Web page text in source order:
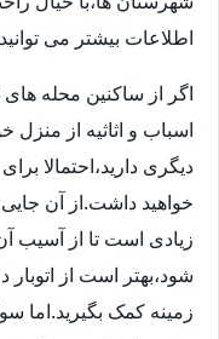
اطلاعات بیشتر می توانید
اگر از ساکنین محله
اسباب و اثاثیه از منزل
دیگری دارید،احتمالا برای
خواهید داشت.از آن جایی
زیادی است تا از آسیب
شود،بهتر است از
زمینه کمک بگیرید.اما